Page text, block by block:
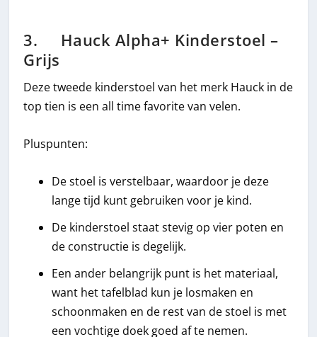
3. Hauck Alpha+ Kinderstoel –
Grijs
Deze tweede kinderstoel van het merk Hauck in de
top tien is een all time favorite van velen.
Pluspunten:
De stoel is verstelbaar, waardoor je deze
lange tijd kunt gebruiken voor je kind.
De kinderstoel staat stevig op vier poten en
de constructie is degelijk.
Een ander belangrijk punt is het materiaal,
want het tafelblad kun je losmaken en
schoonmaken en de rest van de stoel is met
een vochtige doek goed af te nemen.